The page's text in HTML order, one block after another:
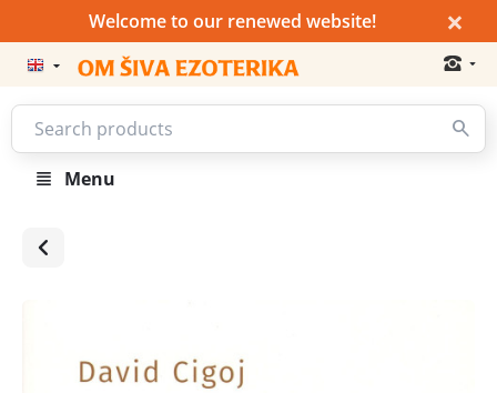
Welcome to our renewed website! ×
Menu